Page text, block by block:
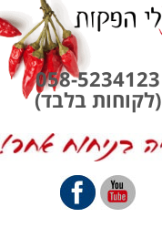
058-5234123
(לקוחות בלבד)